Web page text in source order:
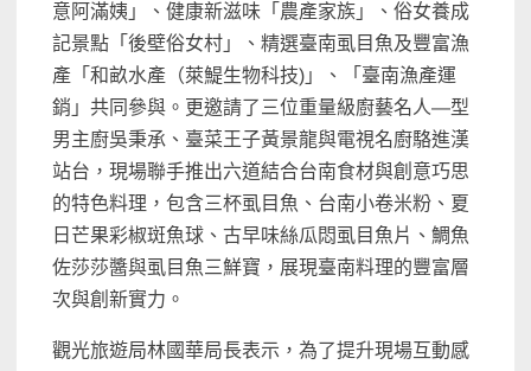
意阿滿姨」、健康新滋味「農產家族」、俗女養成
記景點「後壁俗女村」、精選臺南虱目魚及豐富漁
產「和畝水產（萊鯷生物科技)」、「臺南漁產運
銷」共同參與。更邀請了三位重量級廚藝名人—型
男主廚吳秉承、臺菜王子黃景龍與電視名廚駱進漢
站台，現場聯手推出六道結合台南食材與創意巧思
的特色料理，包含三杯虱目魚、台南小卷米粉、夏
日芒果彩椒斑魚球、古早味絲瓜悶虱目魚片、鯛魚
佐莎莎醬與虱目魚三鮮寶，展現臺南料理的豐富層
次與創新實力。
觀光旅遊局林國華局長表示，為了提升現場互動感